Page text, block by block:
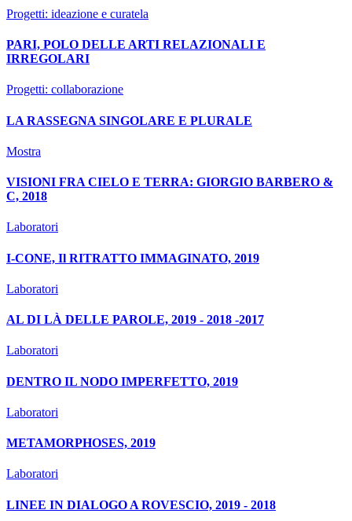
Progetti: ideazione e curatela
PARI, POLO DELLE ARTI RELAZIONALI E
IRREGOLARI
Progetti: collaborazione
LA RASSEGNA SINGOLARE E PLURALE
Mostra
VISIONI FRA CIELO E TERRA: GIORGIO BARBERO &
C, 2018
Laboratori
I-CONE, Il RITRATTO IMMAGINATO, 2019
Laboratori
AL DI LÀ DELLE PAROLE, 2019 - 2018 -2017
Laboratori
DENTRO IL NODO IMPERFETTO, 2019
Laboratori
METAMORPHOSES, 2019
Laboratori
LINEE IN DIALOGO A ROVESCIO, 2019 - 2018